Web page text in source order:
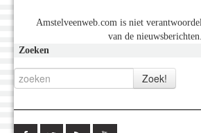
Amstelveenweb.com is niet
van de nieuwsberichten.
Zoeken